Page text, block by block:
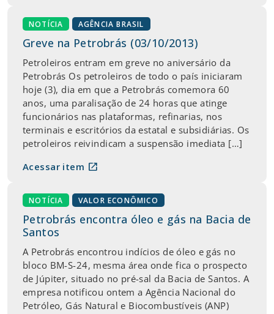
NOTÍCIA AGÊNCIA BRASIL
Greve na Petrobrás (03/10/2013)
Petroleiros entram em greve no aniversário da
Petrobrás Os petroleiros de todo o país iniciaram
hoje (3), dia em que a Petrobrás comemora 60
anos, uma paralisação de 24 horas que atinge
funcionários nas plataformas, refinarias, nos
terminais e escritórios da estatal e subsidiárias. Os
petroleiros reivindicam a suspensão imediata […]
Acessar item open_in_new
NOTÍCIA VALOR ECONÔMICO
Petrobrás encontra óleo e gás na Bacia de
Santos
A Petrobrás encontrou indícios de óleo e gás no
bloco BM-S-24, mesma área onde fica o prospecto
de Júpiter, situado no pré-sal da Bacia de Santos. A
empresa notificou ontem a Agência Nacional do
Petróleo, Gás Natural e Biocombustíveis (ANP)